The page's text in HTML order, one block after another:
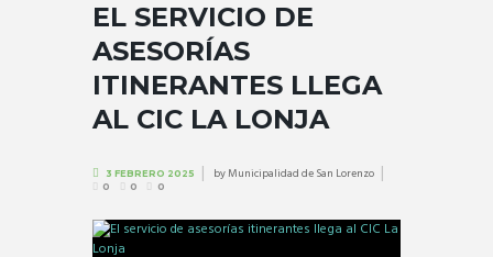
EL SERVICIO DE
ASESORÍAS
ITINERANTES LLEGA
AL CIC LA LONJA
3 FEBRERO 2025 byMunicipalidad de San Lorenzo
0 0 0